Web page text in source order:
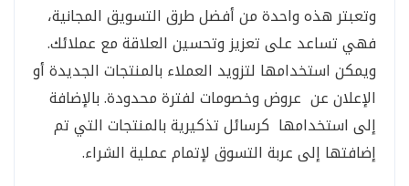
وتعبتر هذه واحدة من أفضل طرق التسويق المجانية،
فهي تساعد على تعزيز وتحسين العلاقة مع عملائك.
ويمكن استخدامها لتزويد العملاء بالمنتجات الجديدة أو
الإعلان عن عروض وخصومات لفترة محدودة. بالإضافة
إلى استخدامها كرسائل تذكيرية بالمنتجات التي تم
إضافتها إلى عربة التسوق لإتمام عملية الشراء.